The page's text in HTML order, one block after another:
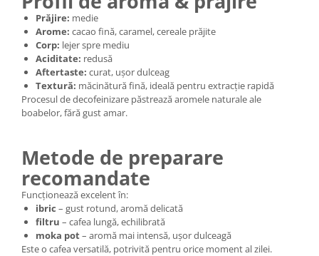
Prăjire: medie
Arome: cacao fină, caramel, cereale prăjite
Corp: lejer spre mediu
Aciditate: redusă
Aftertaste: curat, ușor dulceag
Textură: măcinătură fină, ideală pentru extracție rapidă
Procesul de decofeinizare păstrează aromele naturale ale
boabelor, fără gust amar.
Metode de preparare
recomandate
Funcționează excelent în:
ibric – gust rotund, aromă delicată
filtru – cafea lungă, echilibrată
moka pot– aromă mai intensă, ușor dulceagă
Este o cafea versatilă, potrivită pentru orice moment al zilei.